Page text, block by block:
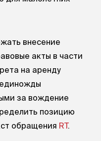
внесение
акты в части
на аренду
за вождение
позицию
обращения RT.